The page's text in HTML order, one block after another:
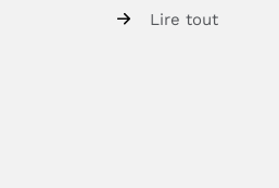
Lire tout